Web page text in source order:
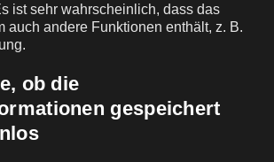
ist sehr wahrscheinlich, dass das
auch andere Funktionen enthält, z. B.
ob die
gespeichert